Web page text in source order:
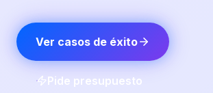
Ver casos de éxito
Pide presupuesto